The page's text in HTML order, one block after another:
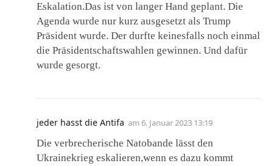
Eskalation.Das ist von langer Hand geplant. Die
Agenda wurde nur kurz ausgesetzt als Trump
Präsident wurde. Der durfte keinesfalls noch einmal
die Präsidentschaftswahlen gewinnen. Und dafür
wurde gesorgt.
jeder hasst die Antifa am 6. Januar 2023 13:19
Die verbrecherische Natobande lässt den
Ukrainekrieg eskalieren,wenn es dazu kommt